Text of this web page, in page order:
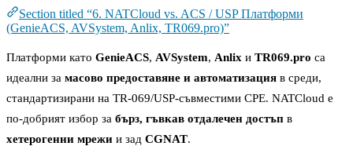
Section titled “6. NATCloud vs. ACS / USP Платформи
(GenieACS, AVSystem, Anlix, TR069.pro)”
Платформи като GenieACS, AVSystem, Anlix и TR069.pro са
идеални за масово предоставяне и автоматизация в среди,
стандартизирани на TR-069/USP-съвместими CPE. NATCloud е
по-добрият избор за бърз, гъвкав отдалечен достъп в
хетерогенни мрежи и зад CGNAT.